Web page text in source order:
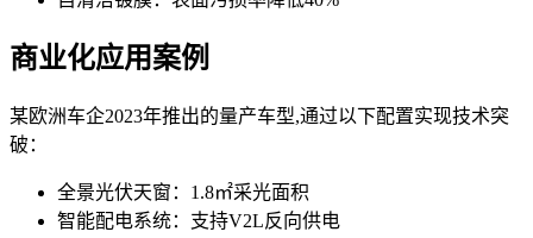
商业化应用案例
某欧洲车企2023年推出的量产车型,通过以下配置实现技术突
破：
全景光伏天窗：1.8㎡采光面积
智能配电系统：支持V2L反向供电